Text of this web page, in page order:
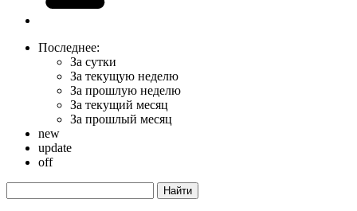
Последнее:
За сутки
За текущую неделю
За прошлую неделю
За текущий месяц
За прошлый месяц
new
update
off